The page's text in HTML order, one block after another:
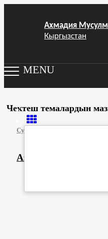
Ахмадия
Кыргызстан
MENU
Чектеш темалардын
Суроолор
Азирети Мырза